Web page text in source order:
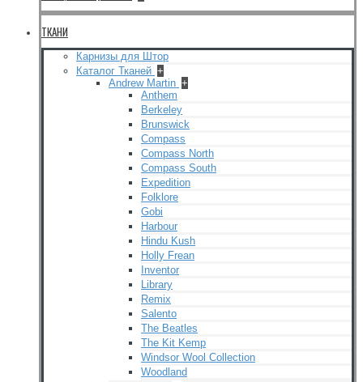
ТКАНИ
Карнизы для Штор
Каталог Тканей +
Andrew Martin +
Anthem
Berkeley
Brunswick
Compass
Compass North
Compass South
Expedition
Folklore
Gobi
Harbour
Hindu Kush
Holly Frean
Inventor
Library
Remix
Salento
The Beatles
The Kit Kemp
Windsor Wool Collection
Woodland